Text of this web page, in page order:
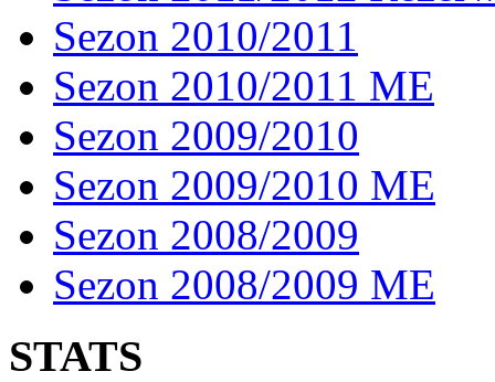
Sezon 2010/2011
Sezon 2010/2011 ME
Sezon 2009/2010
Sezon 2009/2010 ME
Sezon 2008/2009
Sezon 2008/2009 ME
STATS